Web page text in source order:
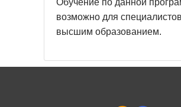
возможно для
высшим образованием.